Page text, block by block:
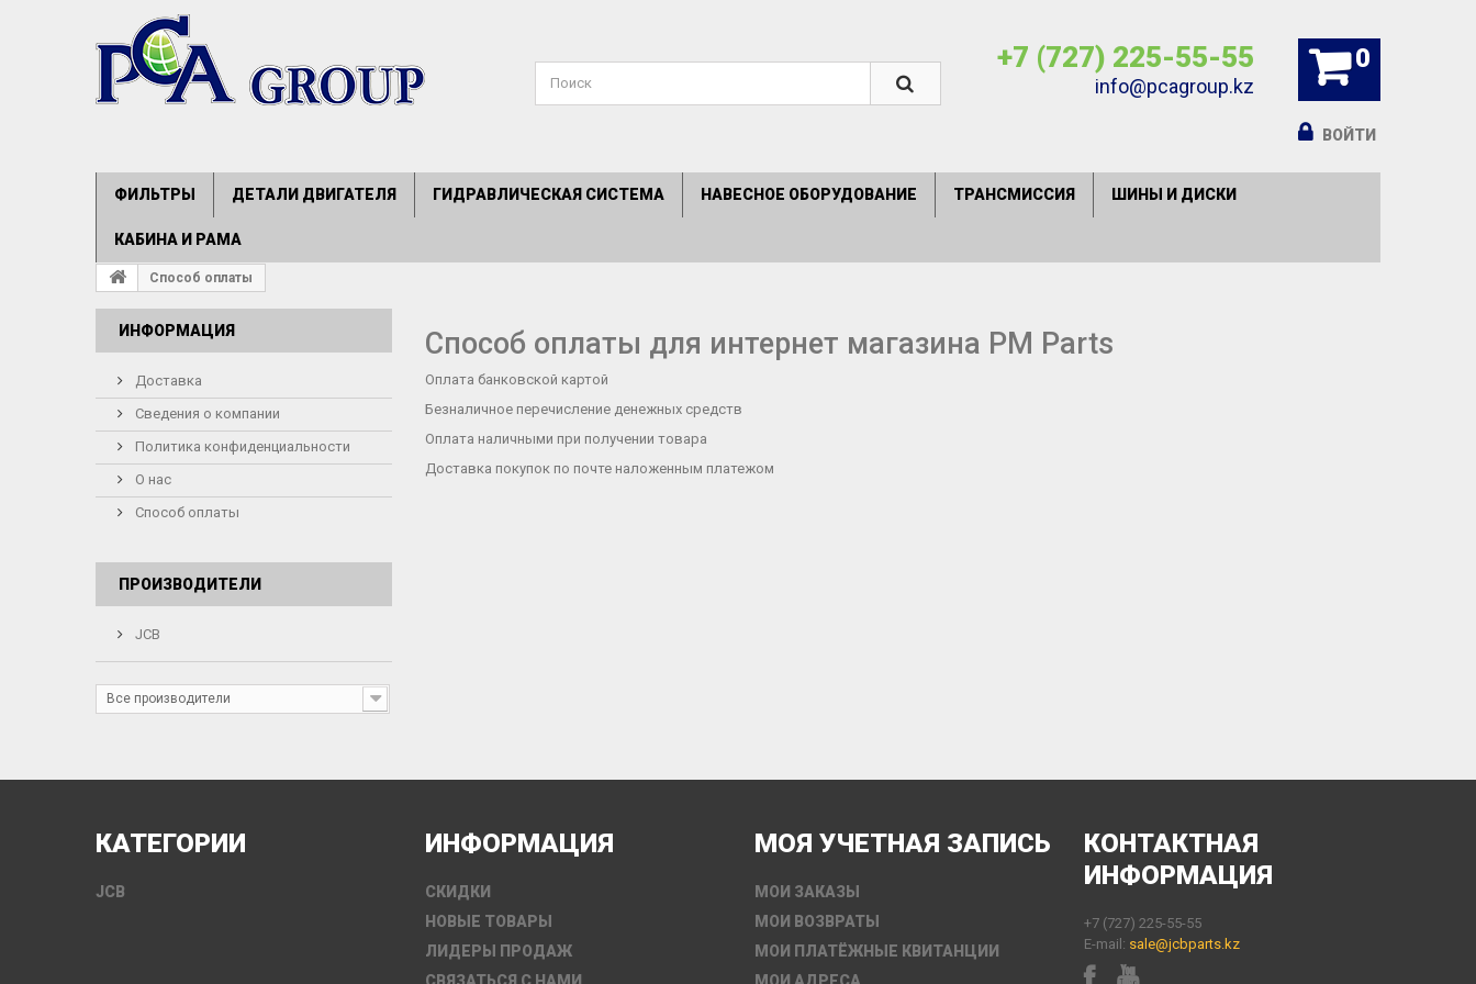
+7 (727) 225-55-55
info@pcagroup.kz
ВОЙТИ
0
ФИЛЬТРЫ ДЕТАЛИ ДВИГАТЕЛЯ ГИДРАВЛИЧЕСКАЯ СИСТЕМА НАВЕСНОЕ ОБОРУДОВАНИЕ ТРАНСМИССИЯ ШИНЫ И ДИСКИ
КАБИНА И РАМА
Способ оплаты
ИНФОРМАЦИЯ
Доставка
Сведения о компании
Политика конфиденциальности
О нас
Способ оплаты
ПРОИЗВОДИТЕЛИ
JCB
Все производители
Способ оплаты для интернет магазина PM Parts
Оплата банковской картой
Безналичное перечисление денежных средств
Оплата наличными при получении товара
Доставка покупок по почте наложенным платежом
КАТЕГОРИИ
JCB
ИНФОРМАЦИЯ
СКИДКИ
НОВЫЕ ТОВАРЫ
ЛИДЕРЫ ПРОДАЖ
МОЯ УЧЕТНАЯ ЗАПИСЬ
МОИ ЗАКАЗЫ
МОИ ВОЗВРАТЫ
МОИ ПЛАТЁЖНЫЕ КВИТАНЦИИ
КОНТАКТНАЯ
ИНФОРМАЦИЯ
+7 (727) 225-55-55
E-mail: sale@jcbparts.kz